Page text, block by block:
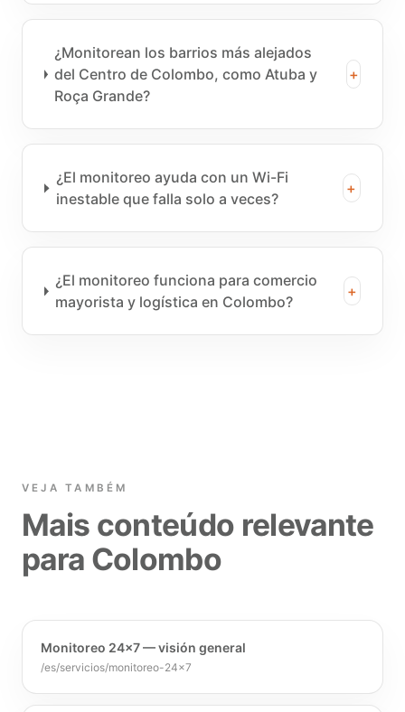
¿Monitorean los barrios más alejados
del Centro de Colombo, como Atuba y
Roça Grande?
+
¿El monitoreo ayuda con un Wi-Fi
inestable que falla solo a veces?
+
¿El monitoreo funciona para comercio
mayorista y logística en Colombo?
+
VEJA TAMBÉM
Mais conteúdo relevante
para Colombo
Monitoreo 24×7 — visión general
/es/servicios/monitoreo-24x7